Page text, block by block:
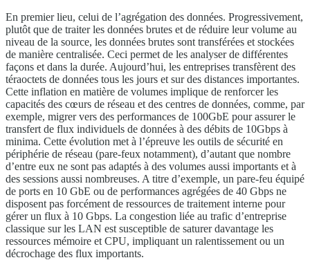
En premier lieu, celui de l’agrégation des données. Progressivement,
plutôt que de traiter les données brutes et de réduire leur volume au
niveau de la source, les données brutes sont transférées et stockées
de manière centralisée. Ceci permet de les analyser de différentes
façons et dans la durée. Aujourd’hui, les entreprises transfèrent des
téraoctets de données tous les jours et sur des distances importantes.
Cette inflation en matière de volumes implique de renforcer les
capacités des cœurs de réseau et des centres de données, comme, par
exemple, migrer vers des performances de 100GbE pour assurer le
transfert de flux individuels de données à des débits de 10Gbps à
minima. Cette évolution met à l’épreuve les outils de sécurité en
périphérie de réseau (pare-feux notamment), d’autant que nombre
d’entre eux ne sont pas adaptés à des volumes aussi importants et à
des sessions aussi nombreuses. A titre d’exemple, un pare-feu équipé
de ports en 10 GbE ou de performances agrégées de 40 Gbps ne
disposent pas forcément de ressources de traitement interne pour
gérer un flux à 10 Gbps. La congestion liée au trafic d’entreprise
classique sur les LAN est susceptible de saturer davantage les
ressources mémoire et CPU, impliquant un ralentissement ou un
décrochage des flux importants.